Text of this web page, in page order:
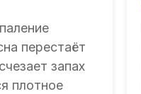
перестаёт
запах
плотное